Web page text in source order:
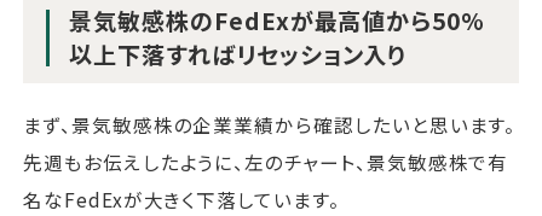
景気敏感株のFedExが最高値から50%
以上下落すればリセッション入り
まず、景気敏感株の企業業績から確認したいと思います。
先週もお伝えしたように、左のチャート、景気敏感株で有
名なFedExが大きく下落しています。